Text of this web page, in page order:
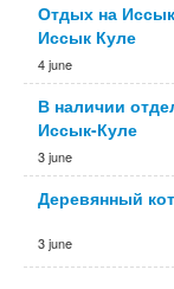
Отдых на
Иссык Куле
4 june
В наличии
Иссык-Куле
3 june
Деревянный
3 june